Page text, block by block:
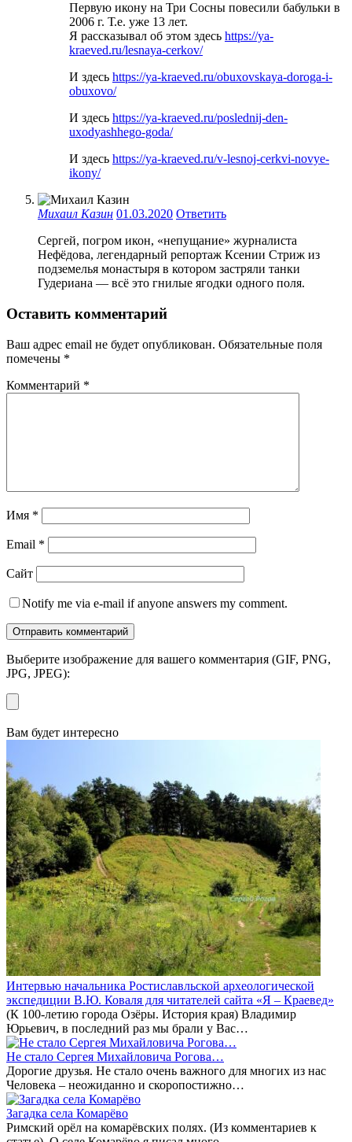
Первую икону на Три Сосны повесили бабульки в
2006 г. Т.е. уже 13 лет.
Я рассказывал об этом здесь https://ya-
kraeved.ru/lesnaya-cerkov/
И здесь https://ya-kraeved.ru/obuxovskaya-doroga-i-
obuxovo/
И здесь https://ya-kraeved.ru/poslednij-den-
uxodyashhego-goda/
И здесь https://ya-kraeved.ru/v-lesnoj-cerkvi-novye-
ikony/
Михаил Казин 01.03.2020 Ответить
Сергей, погром икон, «непущание» журналиста
Нефёдова, легендарный репортаж Ксении Стриж из
подземелья монастыря в котором застряли танки
Гудериана — всё это гнилые ягодки одного поля.
Оставить комментарий
Ваш адрес email не будет опубликован. Обязательные поля
помечены *
Комментарий *
Имя *
Email *
Сайт
Notify me via e-mail if anyone answers my comment.
Выберите изображение для вашего комментария (GIF, PNG,
JPG, JPEG):
Вам будет интересно
Интервью начальника Ростиславльской археологической
экспедиции В.Ю. Коваля для читателей сайта «Я – Краевед»
(К 100-летию города Озёры. История края) Владимир
Юрьевич, в последний раз мы брали у Вас…
Не стало Сергея Михайловича Рогова…
Дорогие друзья. Не стало очень важного для многих из нас
Человека – неожиданно и скоропостижно…
Загадка села Комарёво
Римский орёл на комарёвских полях. (Из комментариев к